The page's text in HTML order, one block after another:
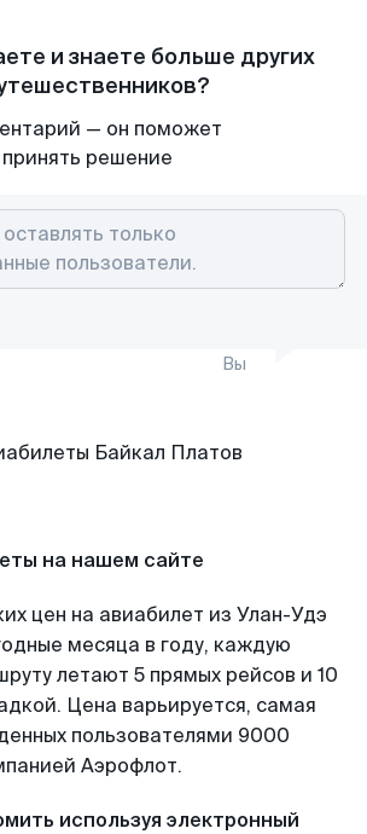
и знаете больше других
— он поможет
решение
Вы
на нашем сайте
цен на авиабилет из Улан-Удэ
месяца в году, каждую
летают 5 прямых рейсов и 10
Цена варьируется, самая
пользователями 9000
Аэрофлот.
используя электронный